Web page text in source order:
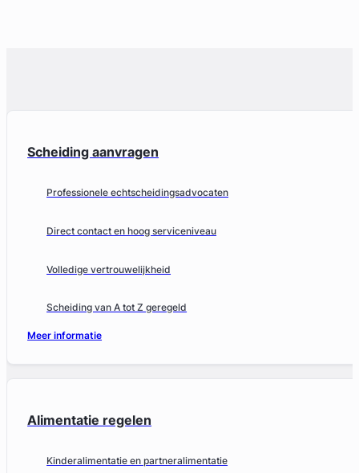
Scheiding aanvragen
Professionele echtscheidingsadvocaten
Direct contact en hoog serviceniveau
Volledige vertrouwelijkheid
Scheiding van A tot Z geregeld
Meer informatie
Alimentatie regelen
Kinderalimentatie en partneralimentatie